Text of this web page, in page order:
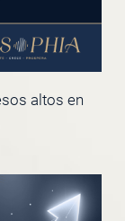
altos en